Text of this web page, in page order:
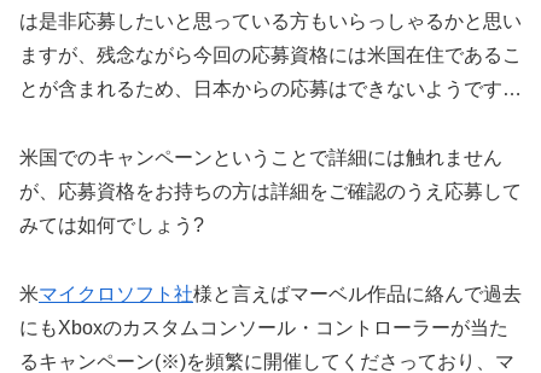
は是非応募したいと思っている方もいらっしゃるかと思い
ますが、残念ながら今回の応募資格には米国在住であるこ
とが含まれるため、日本からの応募はできないようです…
米国でのキャンペーンということで詳細には触れません
が、応募資格をお持ちの方は詳細をご確認のうえ応募して
みては如何でしょう?
米マイクロソフト社様と言えばマーベル作品に絡んで過去
にもXboxのカスタムコンソール・コントローラーが当た
るキャンペーン(※)を頻繁に開催してくださっており、マ